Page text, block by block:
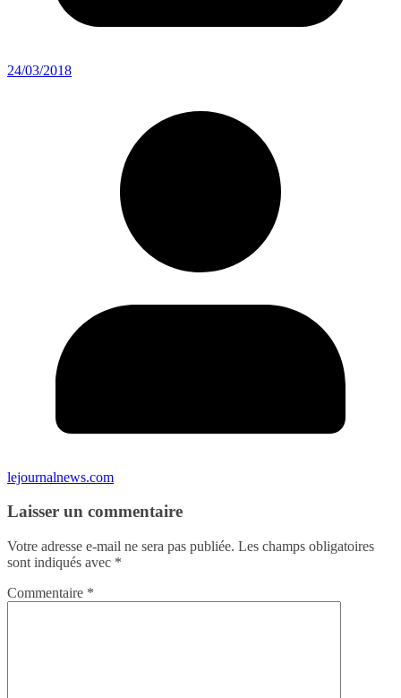
24/03/2018
lejournalnews.com
Laisser un commentaire
Votre adresse e-mail ne sera pas publiée. Les champs obligatoires
sont indiqués avec *
Commentaire *